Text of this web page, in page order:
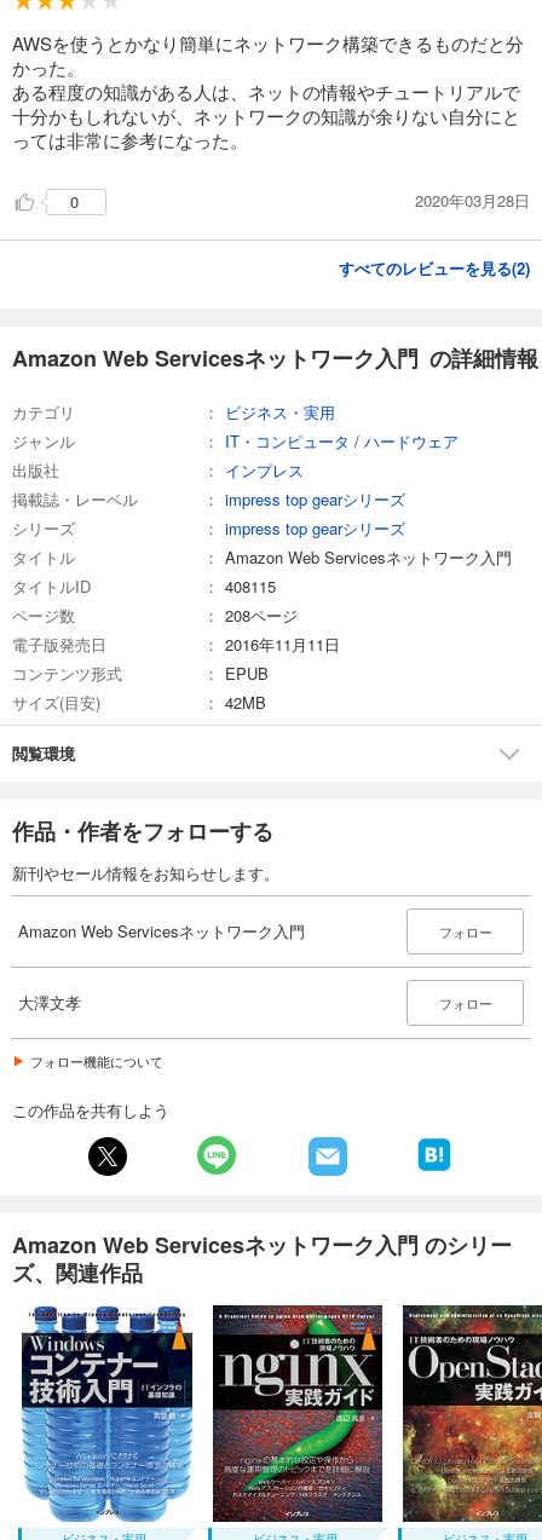
AWSを使うとかなり簡単にネットワーク構築できるものだと分
かった。
ある程度の知識がある人は、ネットの情報やチュートリアルで
十分かもしれないが、ネットワークの知識が余りない自分にと
っては非常に参考になった。
0 2020年03月28日
すべてのレビューを見る(2)
Amazon Web Servicesネットワーク入門 の詳細情報
カテゴリ
ビジネス・実用
ジャンル
IT・コンピュータ / ハードウェア
出版社
インプレス
掲載誌・レーベル
impress top gearシリーズ
シリーズ
impress top gearシリーズ
タイトル
Amazon Web Servicesネットワーク入門
タイトルID
408115
ページ数
208ページ
電子版発売日
2016年11月11日
コンテンツ形式
EPUB
サイズ(目安)
42MB
閲覧環境
作品・作者をフォローする
新刊やセール情報をお知らせします。
Amazon Web Servicesネットワーク入門 フォロー
大澤文孝 フォロー
フォロー機能について
この作品を共有しよう
Amazon Web Servicesネットワーク入門 のシリー
ズ、関連作品